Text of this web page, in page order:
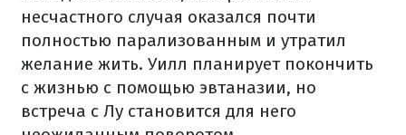
несчастного случая оказался почти
полностью парализованным и утратил
желание жить. Уилл планирует покончить
с жизнью с помощью эвтаназии, но
встреча с Лу становится для него